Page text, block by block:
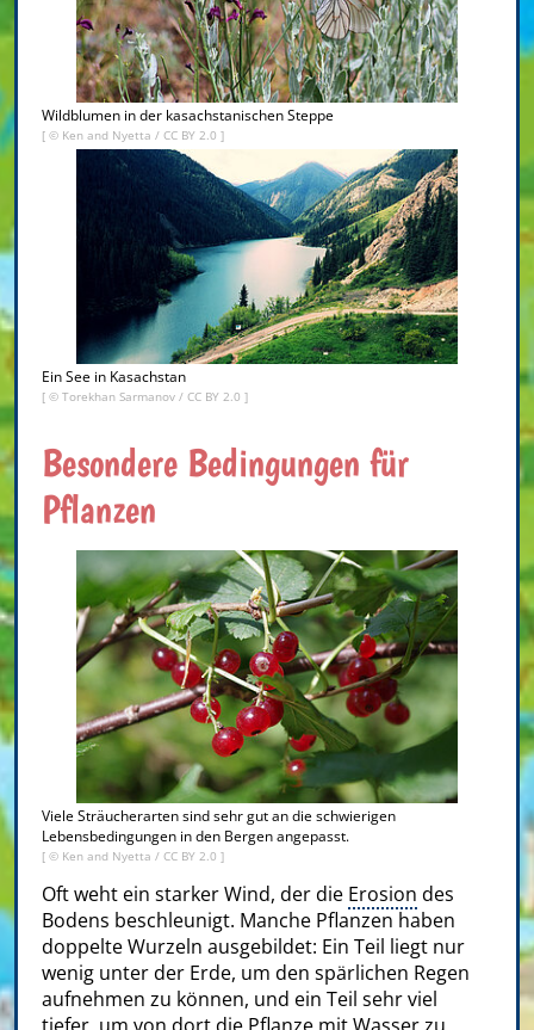
Wildblumen in der kasachstanischen Steppe
[ © Ken and Nyetta / CC BY 2.0 ]
Ein See in Kasachstan
[ © Torekhan Sarmanov / CC BY 2.0 ]
Besondere Bedingungen für
Pflanzen
Viele Sträucherarten sind sehr gut an die schwierigen
Lebensbedingungen in den Bergen angepasst.
[ © Ken and Nyetta / CC BY 2.0 ]
Oft weht ein starker Wind, der die Erosion des
Bodens beschleunigt. Manche Pflanzen haben
doppelte Wurzeln ausgebildet: Ein Teil liegt nur
wenig unter der Erde, um den spärlichen Regen
aufnehmen zu können, und ein Teil sehr viel